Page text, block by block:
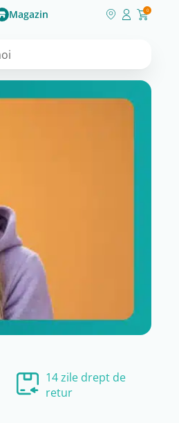
Magazin 0
14 zile drept de
retur